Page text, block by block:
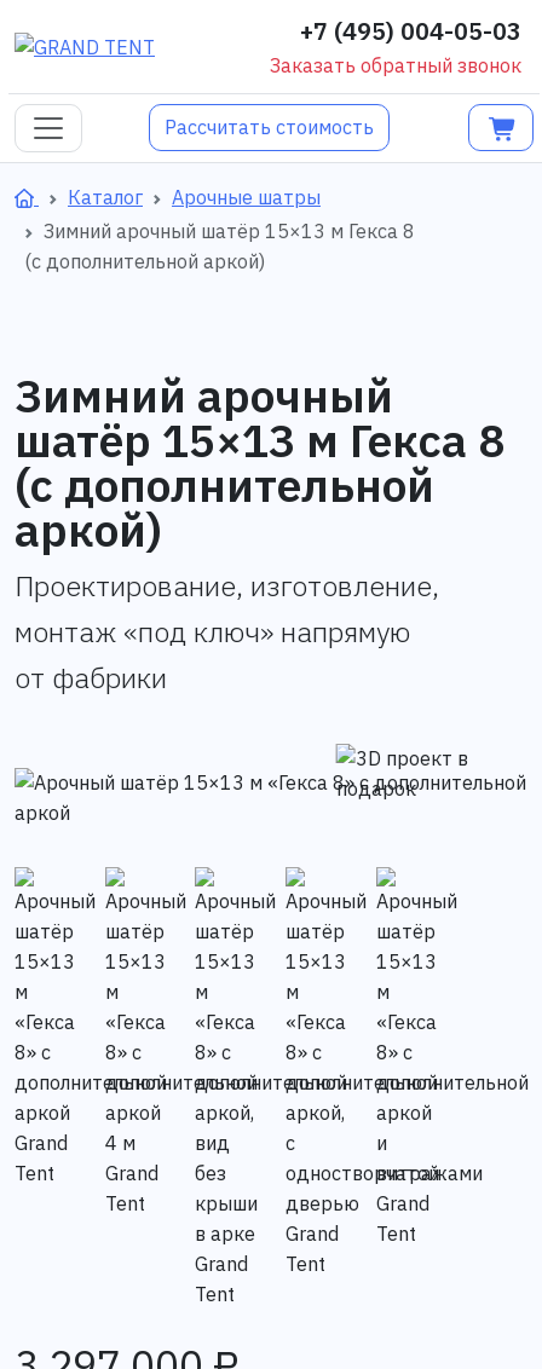
+7 (495) 004-05-03
Заказать обратный звонок
Рассчитать стоимость
Каталог
Арочные шатры
Зимний арочный шатёр 15×13 м Гекса 8
(с дополнительной аркой)
Зимний арочный
шатёр 15×13 м Гекса 8
(с дополнительной
аркой)
Проектирование, изготовление,
монтаж «под ключ» напрямую
от фабрики